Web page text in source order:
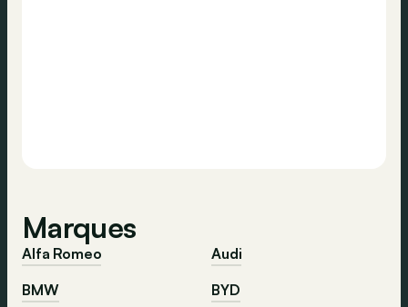
Marques
Alfa Romeo
Audi
BMW
BYD